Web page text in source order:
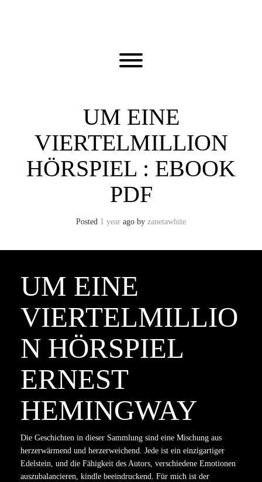
Toggle menu visibility.
UM EINE
VIERTELMILLION
HÖRSPIEL : EBOOK
PDF
Posted 1 year ago by zanetawhite
UM EINE
VIERTELMILLIO
N HÖRSPIEL
ERNEST
HEMINGWAY
Die Geschichten in dieser Sammlung sind eine Mischung aus
herzerwärmend und herzerweichend. Jede ist ein einzigartiger
Edelstein, und die Fähigkeit des Autors, verschiedene Emotionen
auszubalancieren, kindle beeindruckend. Für mich ist der